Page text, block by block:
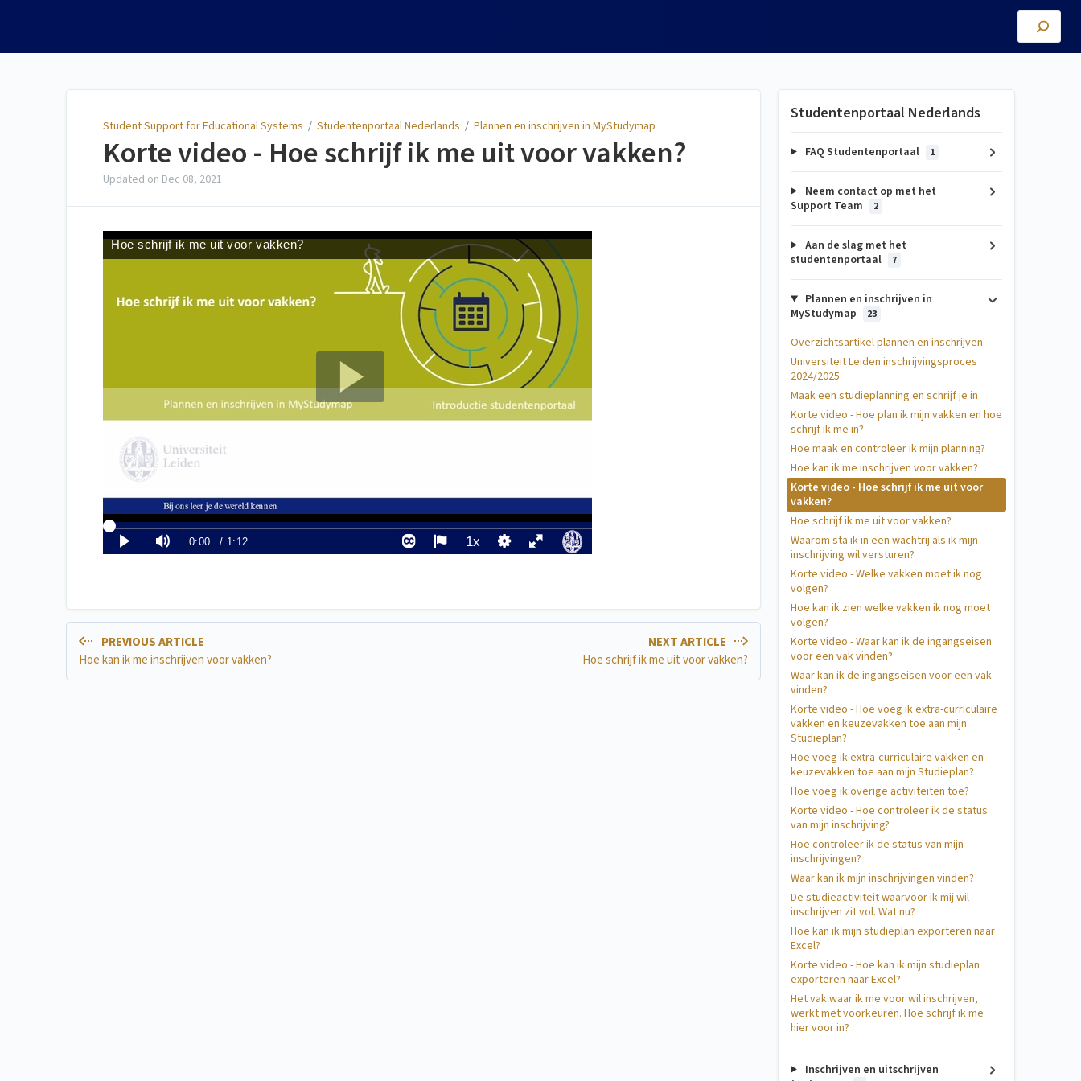
Student Support for Educational Systems / Studentenportaal Nederlands / Plannen en inschrijven in MyStudymap
Korte video - Hoe schrijf ik me uit voor vakken?
Updated on Dec 08, 2021
PREVIOUS ARTICLE
Hoe kan ik me inschrijven voor vakken?
NEXT ARTICLE
Hoe schrijf ik me uit voor vakken?
Studentenportaal Nederlands
FAQ Studentenportaal 1
Neem contact op met het
Support Team
2
Aan de slag met het
studentenportaal
7
Plannen en inschrijven in
MyStudymap
23
Overzichtsartikel plannen en inschrijven
Universiteit Leiden inschrijvingsproces
2024/2025
Maak een studieplanning en schrijf je in
Korte video - Hoe plan ik mijn vakken en hoe
schrijf ik me in?
Hoe maak en controleer ik mijn planning?
Hoe kan ik me inschrijven voor vakken?
Korte video - Hoe schrijf ik me uit voor
vakken?
Hoe schrijf ik me uit voor vakken?
Waarom sta ik in een wachtrij als ik mijn
inschrijving wil versturen?
Korte video - Welke vakken moet ik nog
volgen?
Hoe kan ik zien welke vakken ik nog moet
volgen?
Korte video - Waar kan ik de ingangseisen
voor een vak vinden?
Waar kan ik de ingangseisen voor een vak
vinden?
Korte video - Hoe voeg ik extra-curriculaire
vakken en keuzevakken toe aan mijn
Studieplan?
Hoe voeg ik extra-curriculaire vakken en
keuzevakken toe aan mijn Studieplan?
Hoe voeg ik overige activiteiten toe?
Korte video - Hoe controleer ik de status
van mijn inschrijving?
Hoe controleer ik de status van mijn
inschrijvingen?
Waar kan ik mijn inschrijvingen vinden?
De studieactiviteit waarvoor ik mij wil
inschrijven zit vol. Wat nu?
Hoe kan ik mijn studieplan exporteren naar
Excel?
Korte video - Hoe kan ik mijn studieplan
exporteren naar Excel?
Het vak waar ik me voor wil inschrijven,
werkt met voorkeuren. Hoe schrijf ik me
hier voor in?
Inschrijven en uitschrijven